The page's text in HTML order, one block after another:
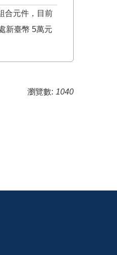
合元件，目前
新臺幣 5萬元
瀏覽數: 1040